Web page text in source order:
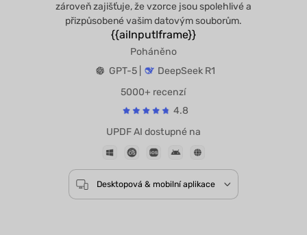
zároveň zajišťuje, že vzorce jsou spolehlivé a
přizpůsobené vašim datovým souborům.
{{aiInputIframe}}
Poháněno
5000+ recenzí
4.8
UPDF AI dostupné na